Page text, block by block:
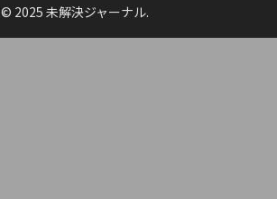
© 2025 未解決ジャーナル.